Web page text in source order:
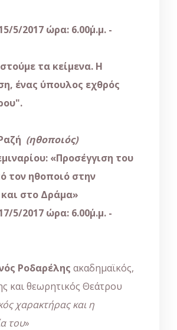
5/2017 ώρα: 6.00΄μ.μ. -
τα κείμενα. Η
ένας ύπουλος εχθρός
(ηθοποιός)
«Προσέγγιση του
τον ηθοποιό στην
στο Δράμα»
5/2017 ώρα: 6.00΄μ.μ. -
Ροδαρέλης ακαδημαϊκός,
και θεωρητικός Θεάτρου
χαρακτήρας και η
του»